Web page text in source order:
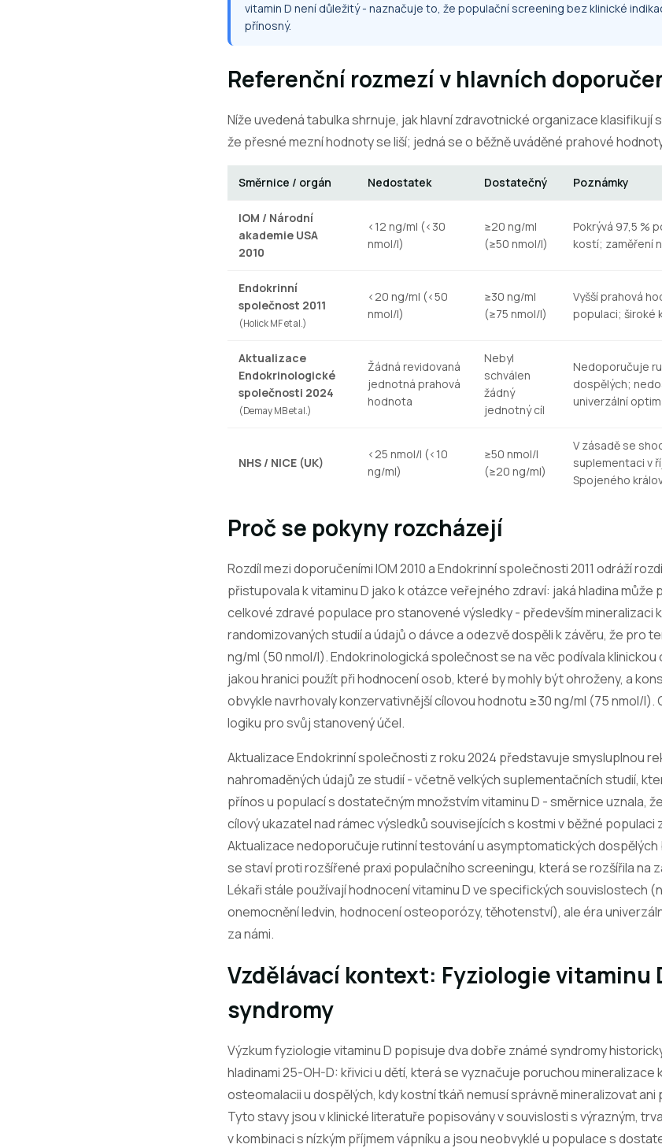
vitamin D není důležitý - naznačuje to, že populační screening bez klinické
přínosný.
Referenční rozmezí v hlavních
Níže uvedená tabulka shrnuje, jak hlavní zdravotnické organizace klasifikují
že přesné mezní hodnoty se liší; jedná se o běžně uváděné prahové
Směrnice / orgán Nedostatek Dostatečný Poznámky
IOM / Národní
akademie USA
2010
<12 ng/ml (<30
nmol/l)
≥20 ng/ml
(≥50 nmol/l)
Pokrývá 97,5 %
kostí; zaměření
Endokrinní
společnost 2011
(Holick MF et al.)
<20 ng/ml (<50
nmol/l)
≥30 ng/ml
(≥75 nmol/l)
Vyšší prahová
populaci; široké
Aktualizace
Endokrinologické
společnosti 2024
(Demay MB et al.)
Žádná revidovaná
jednotná prahová
hodnota
Nebyl
schválen
žádný
jednotný cíl
Nedoporučuje
dospělých;
univerzální
NHS / NICE (UK)
<25 nmol/l (<10
ng/ml)
≥50 nmol/l
(≥20 ng/ml)
V zásadě se
suplementaci v
Spojeného
Proč se pokyny rozcházejí
Rozdíl mezi doporučeními IOM 2010 a Endokrinní společnosti 2011 odráží
přistupovala k vitaminu D jako k otázce veřejného zdraví: jaká hladina
celkové zdravé populace pro stanovené výsledky - především mineralizaci
randomizovaných studií a údajů o dávce a odezvě dospěli k závěru, že pro
ng/ml (50 nmol/l). Endokrinologická společnost se na věc podívala klinickou
jakou hranici použít při hodnocení osob, které by mohly být ohroženy, a
obvykle navrhovaly konzervativnější cílovou hodnotu ≥30 ng/ml (75 nmol/l).
logiku pro svůj stanovený účel.
Aktualizace Endokrinní společnosti z roku 2024 představuje smysluplnou
nahromaděných údajů ze studií - včetně velkých suplementačních studií,
přínos u populací s dostatečným množstvím vitaminu D - směrnice uznala,
cílový ukazatel nad rámec výsledků souvisejících s kostmi v běžné
Aktualizace nedoporučuje rutinní testování u asymptomatických
se staví proti rozšířené praxi populačního screeningu, která se rozšířila na
Lékaři stále používají hodnocení vitaminu D ve specifických souvislostech
onemocnění ledvin, hodnocení osteoporózy, těhotenství), ale éra
za námi.
Vzdělávací kontext: Fyziologie vitaminu
syndromy
Výzkum fyziologie vitaminu D popisuje dva dobře známé syndromy
hladinami 25-OH-D: křivici u dětí, která se vyznačuje poruchou mineralizace
osteomalacii u dospělých, kdy kostní tkáň nemusí správně mineralizovat
Tyto stavy jsou v klinické literatuře popisovány v souvislosti s výrazným,
v kombinaci s nízkým příjmem vápníku a jsou neobvyklé u populace s